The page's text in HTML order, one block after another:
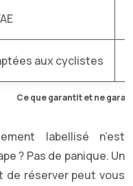
Ce que garantit et ne
aux cyclistes
labellisé n’est
? Pas de panique. Un
de réserver peut vous